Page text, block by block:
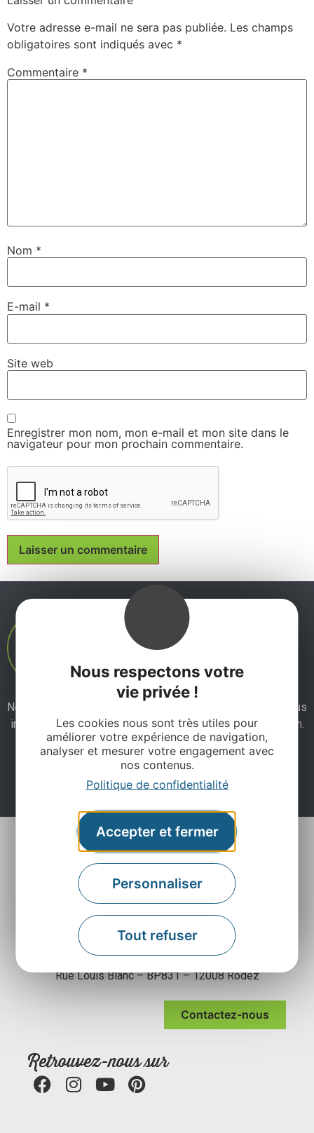
Nous respectons votre
vie privée !
Les cookies nous sont très utiles pour
améliorer votre expérience de navigation,
analyser et mesurer votre engagement avec
nos contenus.
Politique de confidentialité
Accepter et fermer
Personnaliser
Tout refuser
Votre adresse e-mail ne sera pas publiée. Les champs
obligatoires sont indiqués avec *
Commentaire *
Nom *
E-mail *
Site web
Enregistrer mon nom, mon e-mail et mon site dans le
navigateur pour mon prochain commentaire.
Ne manquez pas notre newsletter mensuelle et laissez-vous
inspirer pour profiter pleinement de votre séjour en Aveyron.
Je m'abonne ici
Agence Départementale de l’Attractivité et du
Tourisme de l’Aveyron
Rue Louis Blanc – BP831 – 12008 Rodez
Contactez-nous
Retrouvez-nous sur